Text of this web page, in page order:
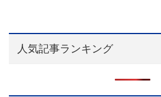
人気記事ランキング